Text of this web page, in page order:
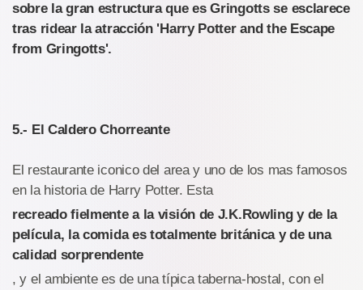
sobre la gran estructura que es Gringotts se esclarece
tras ridear la atracción 'Harry Potter and the Escape
from Gringotts'.
5.- El Caldero Chorreante
El restaurante iconico del area y uno de los mas famosos
en la historia de Harry Potter. Esta
recreado fielmente a la visión de J.K.Rowling y de la
película, la comida es totalmente británica y de una
calidad sorprendente
, y el ambiente es de una típica taberna-hostal, con el